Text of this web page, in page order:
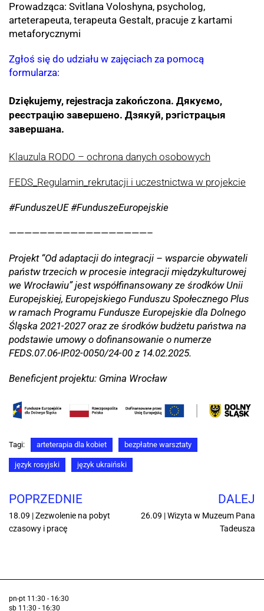
Prowadząca: Svitlana Voloshyna, psycholog,
arteterapeuta, terapeuta Gestalt, pracuje z kartami
metaforycznymi
Zgłoś się do udziału w zajęciach za pomocą
formularza:
Dziękujemy, rejestracja zakończona. Дякуємо,
реєстрацію завершено. Дзякуй, рэгістрацыя
завершана.
Klauzula RODO – ochrona danych osobowych
FEDS_Regulamin_rekrutacji i uczestnictwa w projekcie
#FunduszeUE #FunduszeEuropejskie
——————————————————–
Projekt “Od adaptacji do integracji – wsparcie obywateli
państw trzecich w procesie integracji międzykulturowej
we Wrocławiu” jest współfinansowany ze środków Unii
Europejskiej, Europejskiego Funduszu Społecznego Plus
w ramach Programu Fundusze Europejskie dla Dolnego
Śląska 2021-2027 oraz ze środków budżetu państwa na
podstawie umowy o dofinansowanie o numerze
FEDS.07.06-IP.02-0050/24-00 z 14.02.2025.
Beneficjent projektu: Gmina Wrocław
Tagi: arteterapia dla kobiet bezpłatne warsztaty
język rosyjski język ukraiński
POPRZEDNIE
18.09 | Zezwolenie na pobyt
czasowy i pracę
DALEJ
26.09 | Wizyta w Muzeum Pana
Tadeusza
pn-pt 11:30 - 16:30
sb 11:30 - 16:30